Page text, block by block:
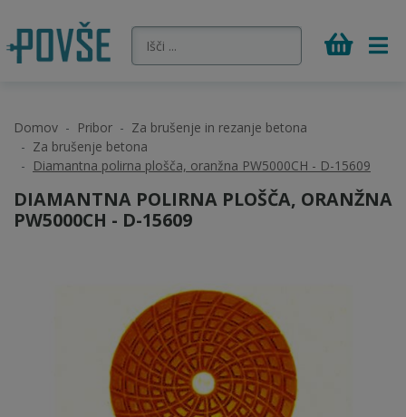
Domov Pribor
Za brušenje in rezanje betona
Za brušenje betona
Diamantna polirna plošča, oranžna PW5000CH - D-15609
DIAMANTNA POLIRNA PLOŠČA, ORANŽNA
PW5000CH - D-15609